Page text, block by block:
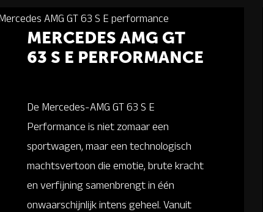
MERCEDES AMG GT
63 S E PERFORMANCE
De Mercedes-AMG GT 63 S E
Performance is niet zomaar een
sportwagen, maar een technologisch
machtsvertoon die emotie, brute kracht
en verfijning samenbrengt in één
onwaarschijnlijk intens geheel. Vanuit